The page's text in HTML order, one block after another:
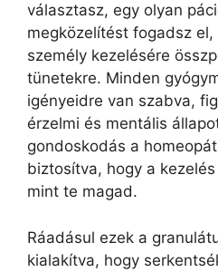
választasz, egy olyan
megközelítést fogadsz el,
személy kezelésére
tünetekre. Minden
igényeidre van szabva,
érzelmi és mentális
gondoskodás a
biztosítva, hogy a
mint te magad.
Ráadásul ezek a
kialakítva, hogy